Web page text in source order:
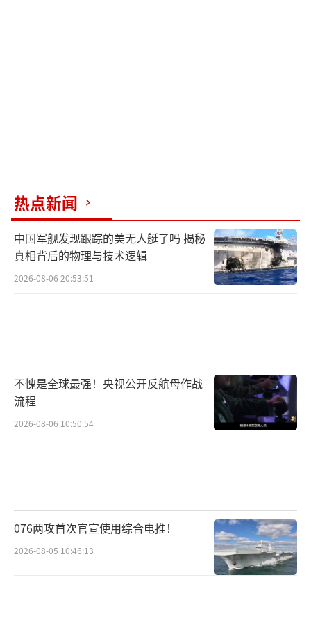
热点新闻
中国军舰发现跟踪的美无人艇了吗 揭秘
真相背后的物理与技术逻辑
2026-08-06 20:53:51
不愧是全球最强！央视公开反航母作战
流程
2026-08-06 10:50:54
076两攻首次官宣使用综合电推！
2026-08-05 10:46:13